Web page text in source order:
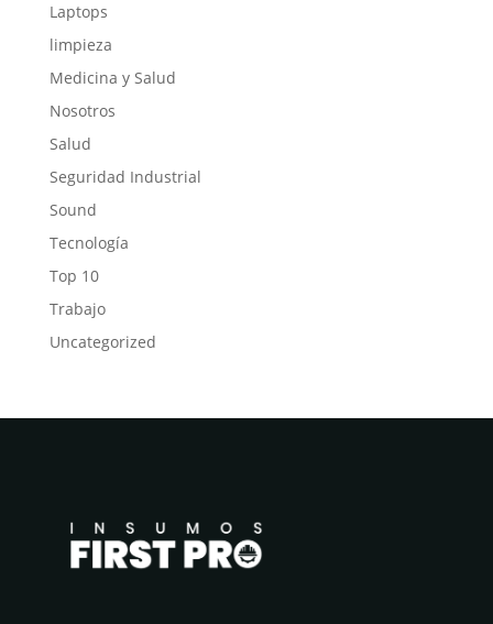
Laptops
limpieza
Medicina y Salud
Nosotros
Salud
Seguridad Industrial
Sound
Tecnología
Top 10
Trabajo
Uncategorized